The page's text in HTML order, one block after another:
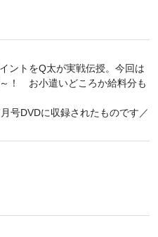
ントをQ太が実戦伝授。今回は
！ お小遣いどころか給料分も
号DVDに収録されたものです／